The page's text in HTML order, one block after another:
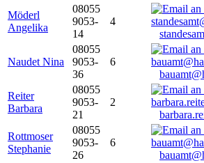
Möderl
Angelika
08055
9053-
14
4
Naudet Nina
08055
9053-
36
6
Reiter
Barbara
08055
9053-
21
2
Rottmoser
Stephanie
08055
9053-
26
6